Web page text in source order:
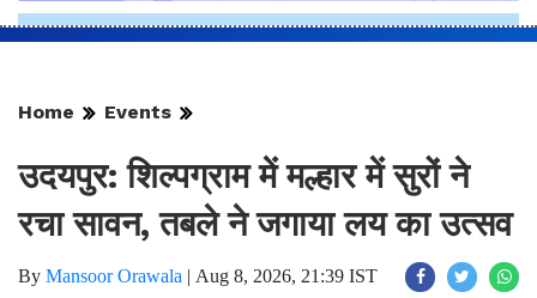
Home Events
उदयपुर: शिल्पग्राम में मल्हार में सुरों ने
रचा सावन, तबले ने जगाया लय का उत्सव
By Mansoor Orawala | Aug 8, 2026, 21:39 IST